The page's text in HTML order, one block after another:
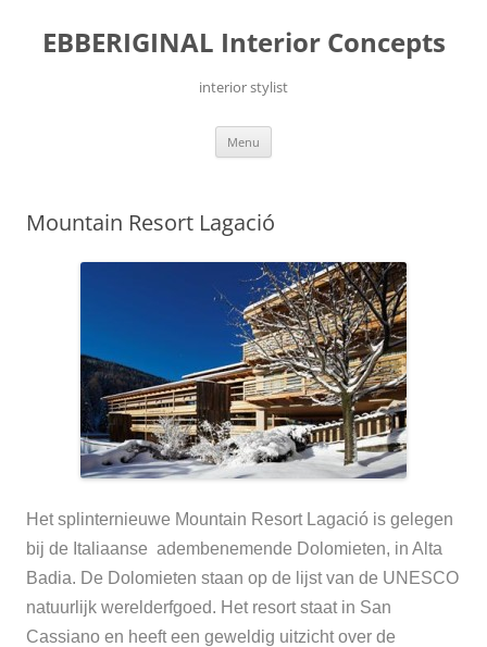
inhoud
EBBERIGINAL Interior Concepts
interior stylist
Menu
Mountain Resort Lagació
Het splinternieuwe Mountain Resort Lagació is gelegen
bij de Italiaanse adembenemende Dolomieten, in Alta
Badia. De Dolomieten staan op de lijst van de UNESCO
natuurlijk werelderfgoed. Het resort staat in San
Cassiano en heeft een geweldig uitzicht over de